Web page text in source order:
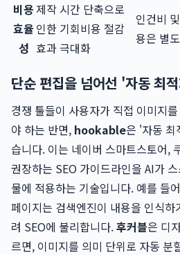
비용
효율
성
제작 시간 단축으로
인한 기회비용 절감
효과 극대화
인건비
용은 별
단순 편집을 넘어선 '자동 최
경쟁 툴들이 사용자가 직접 이미지
야 하는 반면, hookable은 '자동 최
습니다. 이는 네이버 스마트스토어,
권장하는 SEO 가이드라인을 AI가
물에 적용하는 기술입니다. 예를 들
페이지는 검색엔진이 내용을 인식
려 SEO에 불리합니다.후커블은 디
르면, 이미지를 의미 단위로 자동 분